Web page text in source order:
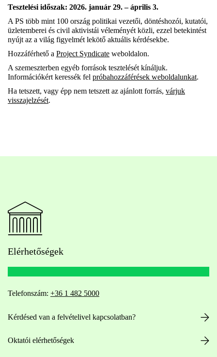
Tesztelési időszak: 2026. január 29. – április 3.
A PS több mint 100 ország politikai vezetői, döntéshozói, kutatói,
üzletemberei és civil aktivistái véleményét közli, ezzel betekintést
nyújt az a világ figyelmét lekötő aktuális kérdésekbe.
Hozzáférhető a Project Syndicate weboldalon.
A szemeszterben egyéb források tesztelését kínáljuk.
Információkért keressék fel próbahozzáférések weboldalunkat.
Ha tetszett, vagy épp nem tetszett az ajánlott forrás, várjuk
visszajelzését.
Elérhetőségek
Telefonszám: +36 1 482 5000
Kérdésed van a felvételivel kapcsolatban?
Oktatói elérhetőségek